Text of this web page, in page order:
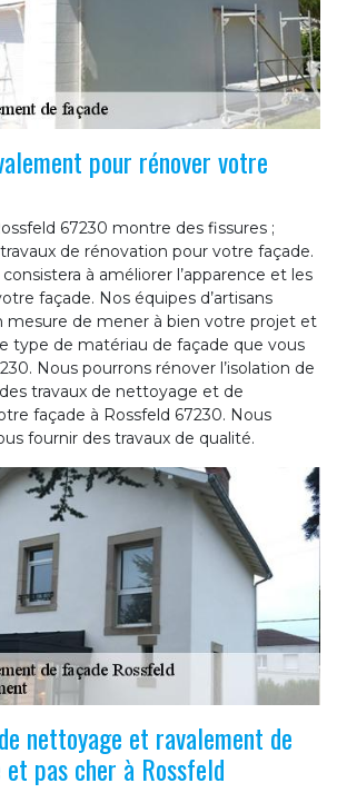
pour rénover votre
67230 montre des fissures ;
de rénovation pour votre façade.
à améliorer l’apparence et les
façade. Nos équipes d’artisans
mesure de mener à bien votre projet et
type de matériau de façade que vous
Nous pourrons rénover l’isolation de
travaux de nettoyage et de
façade à Rossfeld 67230. Nous
fournir des travaux de qualité.
nettoyage et ravalement de
pas cher à Rossfeld